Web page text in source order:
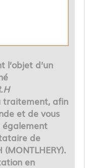
l’objet d’un
traitement, afin
et de vous
également
de
(MONTLHERY).
en